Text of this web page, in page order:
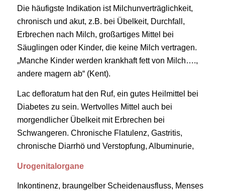
Die häufigste Indikation ist Milchunverträglichkeit,
chronisch und akut, z.B. bei Übelkeit, Durchfall,
Erbrechen nach Milch, großartiges Mittel bei
Säuglingen oder Kinder, die keine Milch vertragen.
„Manche Kinder werden krankhaft fett von Milch….,
andere magern ab“ (Kent).
Lac defloratum hat den Ruf, ein gutes Heilmittel bei
Diabetes zu sein. Wertvolles Mittel auch bei
morgendlicher Übelkeit mit Erbrechen bei
Schwangeren. Chronische Flatulenz, Gastritis,
chronische Diarrhö und Verstopfung, Albuminurie,
Urogenitalorgane
Inkontinenz, braungelber Scheidenausfluss, Menses